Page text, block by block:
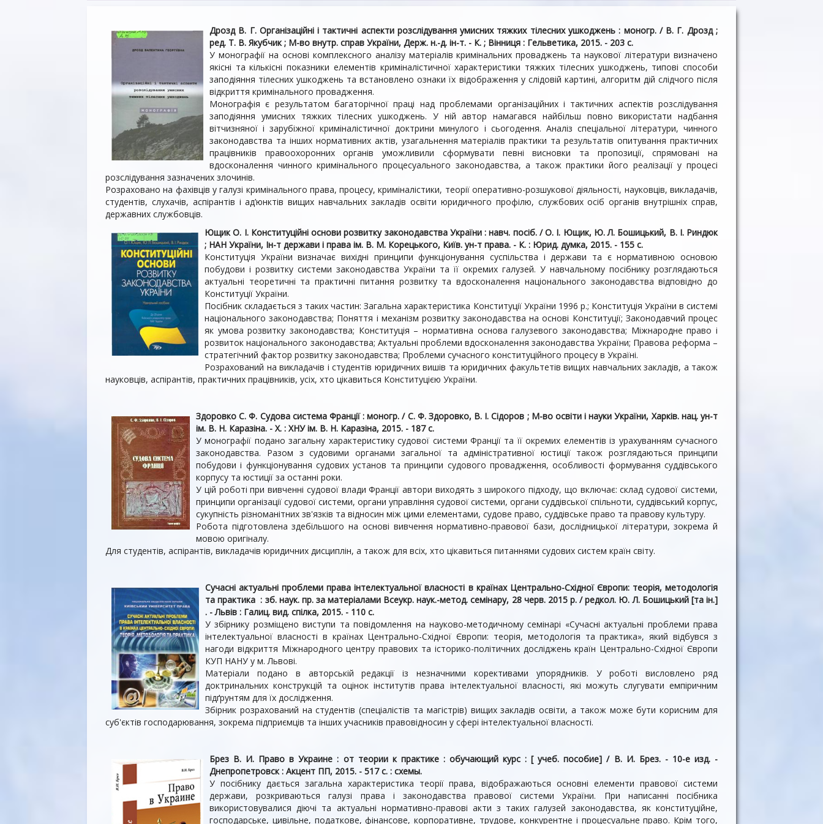
Дрозд В. Г. Організаційні і тактичні аспекти розслідування умисних тяжких тілесних ушкоджень : моногр. / В. Г. Дрозд ;
ред. Т. В. Якубчик ; М-во внутр. справ України, Держ. н.-д. ін-т. - К. ; Вінниця : Гельветика, 2015. - 203 с.
У монографії на основі комплексного аналізу матеріалів кримінальних проваджень та наукової літератури визначено
якісні та кількісні показники елементів криміналістичної характеристики тяжких тілесних ушкоджень, типові способи
заподіяння тілесних ушкоджень та встановлено ознаки їх відображення у слідовій картині, алгоритм дій слідчого після
відкриття кримінального провадження.
Монографія є результатом багаторічної праці над проблемами організаційних і тактичних аспектів розслідування
заподіяння умисних тяжких тілесних ушкоджень. У ній автор намагався найбільш повно використати надбання
вітчизняної і зарубіжної криміналістичної доктрини минулого і сьогодення. Аналіз спеціальної літератури, чинного
законодавства та інших нормативних актів, узагальнення матеріалів практики та результатів опитування практичних
працівників правоохоронних органів уможливили сформувати певні висновки та пропозиції, спрямовані на
вдосконалення чинного кримінального процесуального законодавства, а також практики його реалізації у процесі
розслідування зазначених злочинів.
Розраховано на фахівців у галузі кримінального права, процесу, криміналістики, теорії оперативно-розшукової діяльності, науковців, викладачів,
студентів, слухачів, аспірантів і ад’юнктів вищих навчальних закладів освіти юридичного профілю, службових осіб органів внутрішніх справ,
державних службовців.
Ющик О. І. Конституційні основи розвитку законодавства України : навч. посіб. / О. І. Ющик, Ю. Л. Бошицький, В. І. Риндюк
; НАН України, Ін-т держави і права ім. В. М. Корецького, Київ. ун-т права. - К. : Юрид. думка, 2015. - 155 с.
Конституція України визначає вихідні принципи функціонування суспільства і держави та є нормативною основою
побудови і розвитку системи законодавства України та її окремих галузей. У навчальному посібнику роз­глядаються
актуальні теоретичні та практичні питання розвитку та вдоскона­лення національного законодавства відповідно до
Конституції України.
Посібник складається з таких частин: Загальна характеристика Конституції України 1996 р.; Конституція України в системі
національного законодавства; Поняття і механізм розвитку законодавства на основі Конституції; Законодавчий процес
як умова розвитку законодавства; Конституція – нормативна основа галузевого законодавства; Міжнародне право і
розвиток національного законодавства; Актуальні проблеми вдосконалення законодавства України; Правова реформа –
стратегічний фактор розвитку законодавства; Проблеми сучасного конституційного процесу в Україні.
Розрахований на викладачів і студентів юридичних вишів та юридичних факультетів вищих навчальних закладів, а також
науковців, аспірантів, прак­тичних працівників, усіх, хто цікавиться Конституцією України.
Здоровко С. Ф. Судова система Франції : моногр. / С. Ф. Здоровко, В. І. Сідоров ; М-во освіти і науки України, Харків. нац. ун-т
ім. В. Н. Каразіна. - Х. : ХНУ ім. В. Н. Каразіна, 2015. - 187 с.
У монографії подано загальну характеристику судової системи Франції та її окремих елементів із урахуванням сучасного
законодавства. Разом з судовими органами загальної та адміністративної юстиції також розглядаються принципи
побудови і функціонування судових установ та принципи судового провадження, особливості формування суддівського
корпусу та юстиції за останні роки.
У цій роботі при вивченні судової влади Франції автори виходять з широкого підходу, що включає: склад судової системи,
принципи орга­нізації судової системи, органи управління судової системи, органи суддівської спільноти, суддівський корпус,
сукупність різноманітних зв'язків та відносин між цими елементами, судове право, суддівське право та правову культуру.
Робота підготовлена здебільшого на основі вивчення нормативно-правової бази, дослідницької літератури, зо­крема й
мовою оригіналу.
Для студентів, аспірантів, викладачів юридичних дисциплін, а також для всіх, хто цікавиться питаннями судових систем країн світу.
Сучасні актуальні проблеми права інтелектуальної власності в країнах Центрально-Східної Європи: теорія, методологія
та практика : зб. наук. пр. за матеріалами Всеукр. наук.-метод. семінару, 28 черв. 2015 р. / редкол. Ю. Л. Бошицький [та ін.]
. - Львів : Галиц. вид. спілка, 2015. - 110 с.
У збірнику розміщено виступи та повідомлення на науково-методичному семінарі «Сучасні актуальні проблеми права
інтелектуальної власності в країнах Центрально-Східної Європи: теорія, методологія та практика», який відбувся з
нагоди відкриття Міжнародного центру правових та історико-політичних досліджень країн Центрально-Східної Європи
КУП НАНУ у м. Львові.
Матеріали подано в авторській редакції із незначними корективами упорядників. У роботі висловлено ряд
доктринальних конструкцій та оцінок інститутів права інтелектуальної власності, які можуть слугувати емпіричним
підґрунтям для їх дослідження.
Збірник розрахований на студентів (спеціалістів та магістрів) вищих закладів освіти, а також може бути корисним для
суб'єктів господарювання, зокрема підприємців та інших учасників правовідносин у сфері інтелектуальної власності.
Брез В. И. Право в Украине : от теории к практике : обучающий курс : [ учеб. пособие] / В. И. Брез. - 10-е изд. -
Днепропетровск : Акцент ПП, 2015. - 517 с. : схемы.
У посібнику дається загальна характеристика теорії права, відображаються основні елементи правової системи
держави, розкриваються галузі права і законодавства правової системи України. При написанні посібника
використовувалися діючі та актуальні нормативно-правові акти з таких галузей законодавства, як конституційне,
господарське, цивільне, податкове, фінансове, корпоративне, трудове, конкурентне і процесуальне право. Крім того,